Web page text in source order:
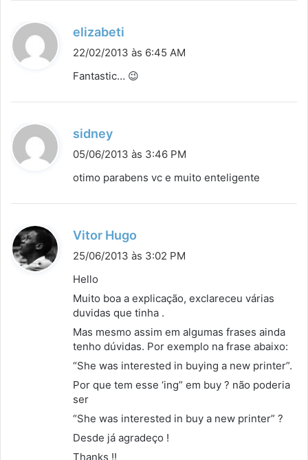
elizabeti
i
e
22/02/2013 às 6:45 AM
Fantastic… 😉
sidney
i
e
05/06/2013 às 3:46 PM
otimo parabens vc e muito enteligente
Vitor Hugo
i
e
:
25/06/2013 às 3:02 PM
Hello
Muito boa a explicação, exclareceu várias
duvidas que tinha .
Mas mesmo assim em algumas frases ainda
tenho dúvidas. Por exemplo na frase abaixo:
“She was interested in buying a new printer”.
Por que tem esse ‘ing” em buy ? não poderia
ser
“She was interested in buy a new printer” ?
Desde já agradeço !
Thanks !!